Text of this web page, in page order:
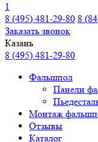
1
8 (495) 481-29-80 8
Заказать звонок
Казань
8 (495) 481-29-80
Фальшпол
Панели
Монтаж
Отзывы
Каталог